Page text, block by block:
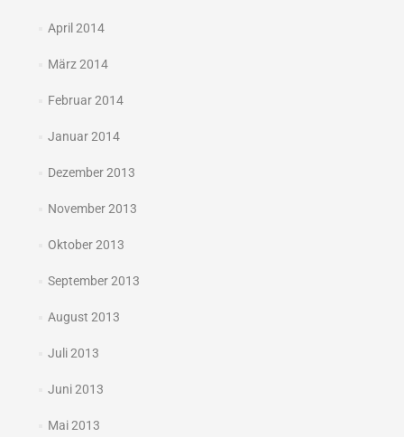
April 2014
März 2014
Februar 2014
Januar 2014
Dezember 2013
November 2013
Oktober 2013
September 2013
August 2013
Juli 2013
Juni 2013
Mai 2013